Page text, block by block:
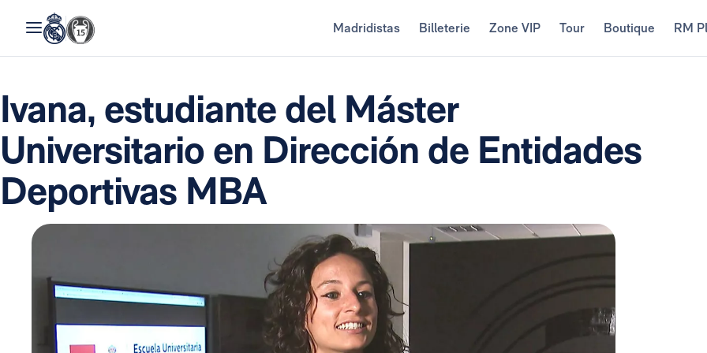
Madridistas Billeterie Zone VIP Tour Boutique RM
Ivana, estudiante del Máster
Universitario en Dirección de Entidades
Deportivas MBA